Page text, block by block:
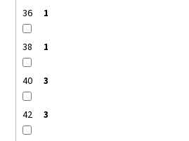
36 1
38 1
40 3
42 3